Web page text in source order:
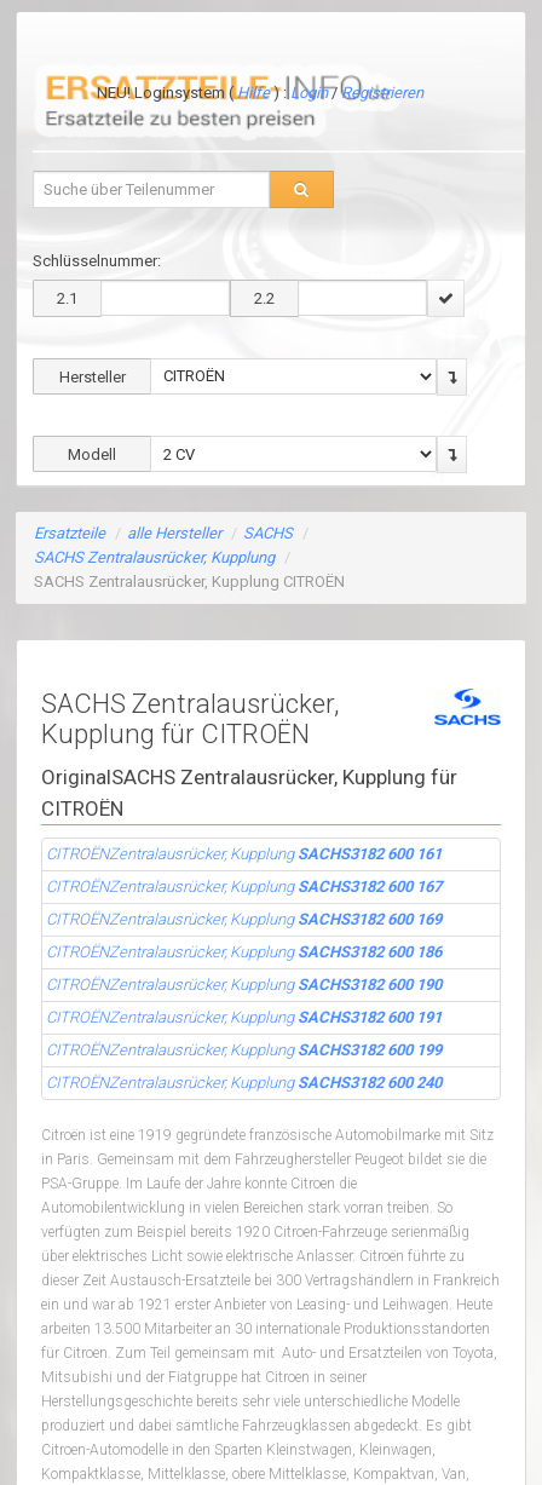
NEU! Loginsystem (Hilfe) : Login/Registrieren
Schlüsselnummer:
2.1 2.2
Hersteller
Modell
Ersatzteile / alle Hersteller / SACHS /
SACHS Zentralausrücker, Kupplung /
SACHS Zentralausrücker, Kupplung CITROËN
SACHS Zentralausrücker,
Kupplung für CITROËN
OriginalSACHS Zentralausrücker, Kupplung für
CITROËN
CITROËNZentralausrücker, Kupplung SACHS3182 600 161
CITROËNZentralausrücker, Kupplung SACHS3182 600 167
CITROËNZentralausrücker, Kupplung SACHS3182 600 169
CITROËNZentralausrücker, Kupplung SACHS3182 600 186
CITROËNZentralausrücker, Kupplung SACHS3182 600 190
CITROËNZentralausrücker, Kupplung SACHS3182 600 191
CITROËNZentralausrücker, Kupplung SACHS3182 600 199
CITROËNZentralausrücker, Kupplung SACHS3182 600 240
Citroën ist eine 1919 gegründete französische Automobilmarke mit Sitz
in Paris. Gemeinsam mit dem Fahrzeughersteller Peugeot bildet sie die
PSA-Gruppe. Im Laufe der Jahre konnte Citroen die
Automobilentwicklung in vielen Bereichen stark vorran treiben. So
verfügten zum Beispiel bereits 1920 Citroen-Fahrzeuge serienmäßig
über elektrisches Licht sowie elektrische Anlasser. Citroën führte zu
dieser Zeit Austausch-Ersatzteile bei 300 Vertragshändlern in Frankreich
ein und war ab 1921 erster Anbieter von Leasing- und Leihwagen. Heute
arbeiten 13.500 Mitarbeiter an 30 internationale Produktionsstandorten
für Citroen. Zum Teil gemeinsam mit Auto- und Ersatzteilen von Toyota,
Mitsubishi und der Fiatgruppe hat Citroen in seiner
Herstellungsgeschichte bereits sehr viele unterschiedliche Modelle
produziert und dabei sämtliche Fahrzeugklassen abgedeckt. Es gibt
Citroen-Automodelle in den Sparten Kleinstwagen, Kleinwagen,
Kompaktklasse, Mittelklasse, obere Mittelklasse, Kompaktvan, Van,